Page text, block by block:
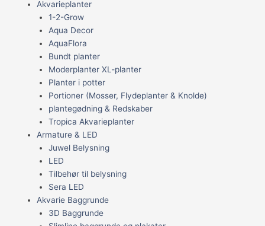
Akvarieplanter
1-2-Grow
Aqua Decor
AquaFlora
Bundt planter
Moderplanter XL-planter
Planter i potter
Portioner (Mosser, Flydeplanter & Knolde)
plantegødning & Redskaber
Tropica Akvarieplanter
Armature & LED
Juwel Belysning
LED
Tilbehør til belysning
Sera LED
Akvarie Baggrunde
3D Baggrunde